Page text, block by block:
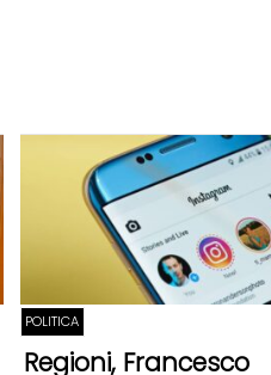
POLITICA
Regioni, Francesco